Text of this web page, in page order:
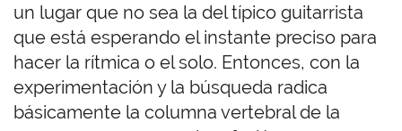
un lugar que no sea la del típico guitarrista
que está esperando el instante preciso para
hacer la rítmica o el solo. Entonces, con la
experimentación y la búsqueda radica
básicamente la columna vertebral de la